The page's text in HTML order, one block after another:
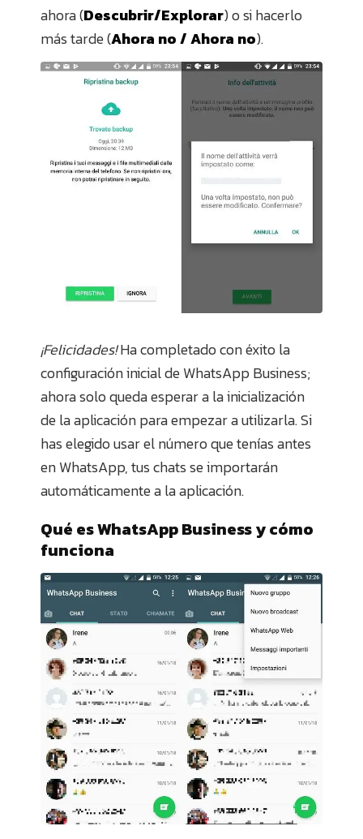
ahora (Descubrir/Explorar) o si hacerlo
más tarde (Ahora no / Ahora no).
¡Felicidades!Ha completado con éxito la
configuración inicial de WhatsApp Business;
ahora solo queda esperar a la inicialización
de la aplicación para empezar a utilizarla. Si
has elegido usar el número que tenías antes
en WhatsApp, tus chats se importarán
automáticamente a la aplicación.
Qué es WhatsApp Business y cómo
funciona